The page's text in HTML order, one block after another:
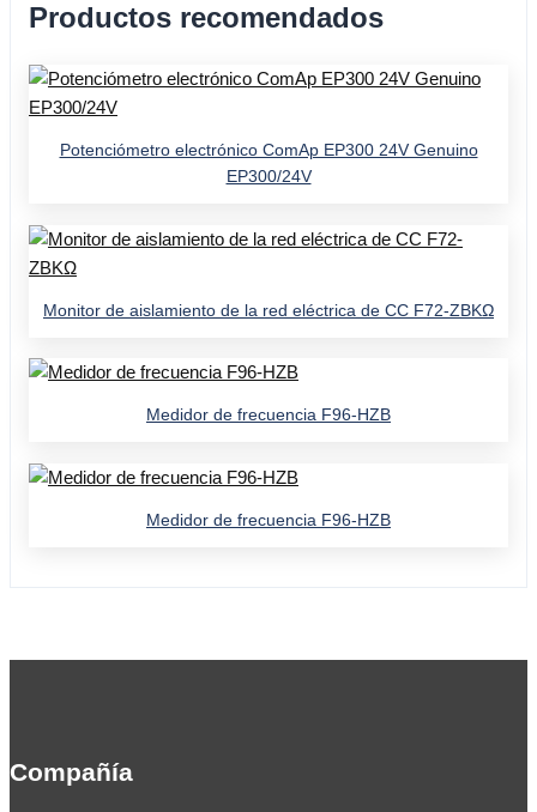
Productos recomendados
Potenciómetro electrónico ComAp EP300 24V Genuino
EP300/24V
Monitor de aislamiento de la red eléctrica de CC F72-ZBKΩ
Medidor de frecuencia F96-HZB
Medidor de frecuencia F96-HZB
Compañía